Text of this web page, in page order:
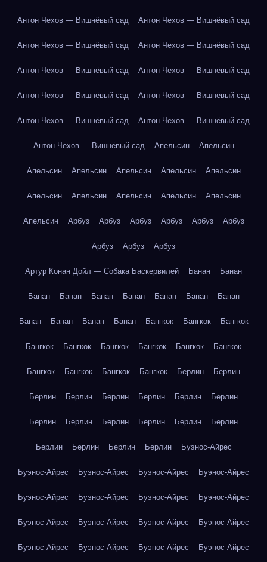
Антон Чехов — Вишнёвый сад Антон Чехов — Вишнёвый сад
Антон Чехов — Вишнёвый сад Антон Чехов — Вишнёвый сад
Антон Чехов — Вишнёвый сад Антон Чехов — Вишнёвый сад
Антон Чехов — Вишнёвый сад Антон Чехов — Вишнёвый сад
Антон Чехов — Вишнёвый сад Антон Чехов — Вишнёвый сад
Антон Чехов — Вишнёвый сад Апельсин Апельсин
Апельсин Апельсин Апельсин Апельсин Апельсин
Апельсин Апельсин Апельсин Апельсин Апельсин
Апельсин Арбуз Арбуз Арбуз Арбуз Арбуз Арбуз
Арбуз Арбуз Арбуз
Артур Конан Дойл — Собака Баскервилей Банан Банан
Банан Банан Банан Банан Банан Банан Банан
Банан Банан Банан Банан Бангкок Бангкок Бангкок
Бангкок Бангкок Бангкок Бангкок Бангкок Бангкок
Бангкок Бангкок Бангкок Бангкок Берлин Берлин
Берлин Берлин Берлин Берлин Берлин Берлин
Берлин Берлин Берлин Берлин Берлин Берлин
Берлин Берлин Берлин Берлин Буэнос-Айрес
Буэнос-Айрес Буэнос-Айрес Буэнос-Айрес Буэнос-Айрес
Буэнос-Айрес Буэнос-Айрес Буэнос-Айрес Буэнос-Айрес
Буэнос-Айрес Буэнос-Айрес Буэнос-Айрес Буэнос-Айрес
Буэнос-Айрес Буэнос-Айрес Буэнос-Айрес Буэнос-Айрес